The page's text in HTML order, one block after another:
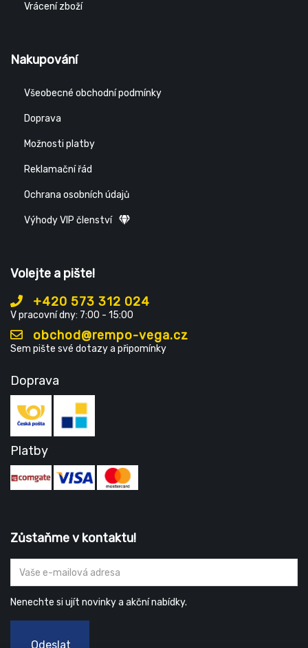
Vrácení zboží
Nakupování
Všeobecné obchodní podmínky
Doprava
Možnosti platby
Reklamační řád
Ochrana osobních údajů
Výhody VIP členství
Volejte a pište!
+420 573 312 024
V pracovní dny: 7:00 - 15:00
obchod@rempo-vega.cz
Sem pište své dotazy a připomínky
Doprava
Platby
Zůstaňme v kontaktu!
Nenechte si ujít novinky a akční nabídky.
Odeslat